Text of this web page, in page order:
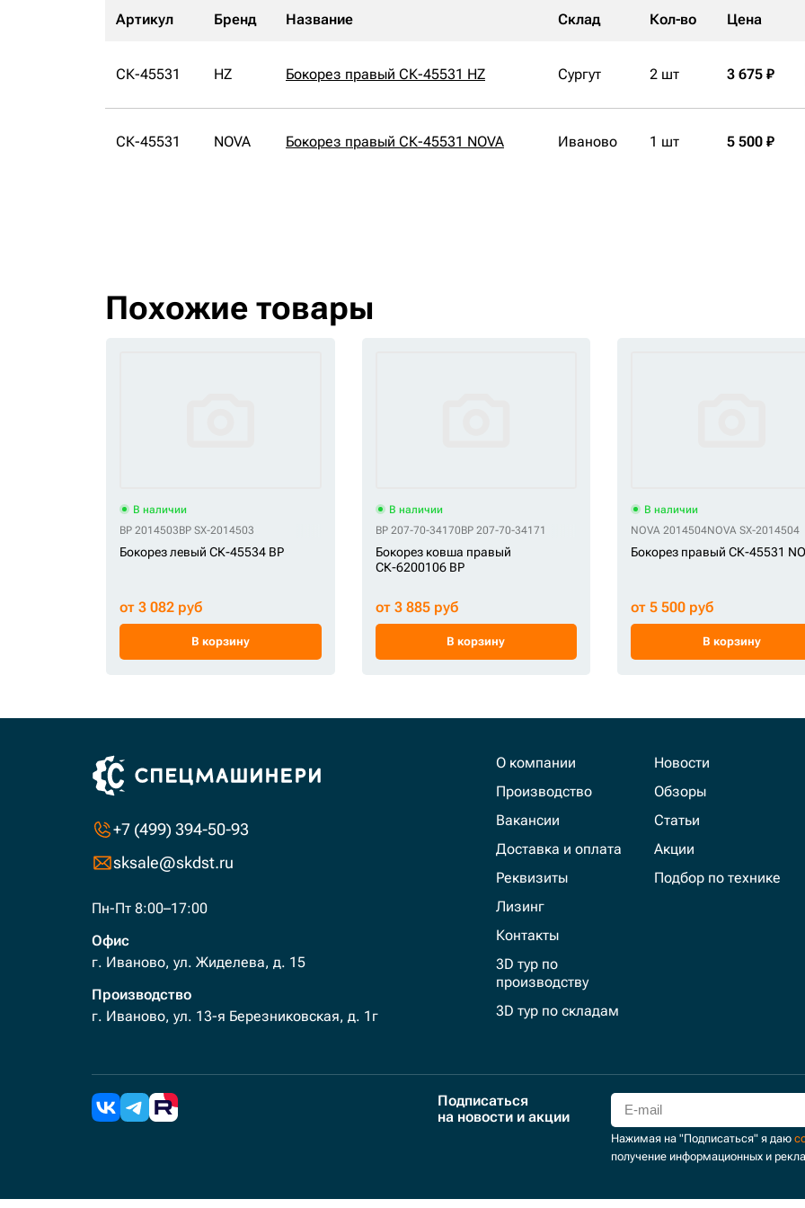
Артикул Бренд Название Склад Кол-во Цена
СК-45531 HZ Бокорез правый СК-45531 HZ Сургут 2 шт 3 675 ₽
СК-45531 NOVA Бокорез правый СК-45531 NOVA Иваново 1 шт 5 500 ₽
Похожие товары
В наличии
BP 2014503BP SX-2014503
Бокорез левый СК-45534 BP
от 3 082 руб
В корзину
В наличии
BP 207-70-34170BP 207-70-34171
Бокорез ковша правый
СК-6200106 BP
от 3 885 руб
В корзину
В наличии
NOVA 2014504NOVA SX-2014504
Бокорез правый СК-45531
от 5 500 руб
В корзину
+7 (499) 394-50-93
sksale@skdst.ru
Пн-Пт 8:00–17:00
Офис
г. Иваново, ул. Жиделева, д. 15
Производство
г. Иваново, ул. 13-я Березниковская, д. 1г
О компании
Производство
Вакансии
Доставка и оплата
Реквизиты
Лизинг
Контакты
3D тур по
производству
3D тур по складам
Новости
Обзоры
Статьи
Акции
Подбор по технике
Подписаться
на новости и акции
Нажимая на "Подписаться" я даю
получение информационных и